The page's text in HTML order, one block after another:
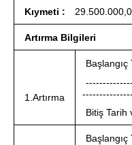
Kıymeti :
Artırma Bilgileri
1.Artırma
Bitiş Tarih